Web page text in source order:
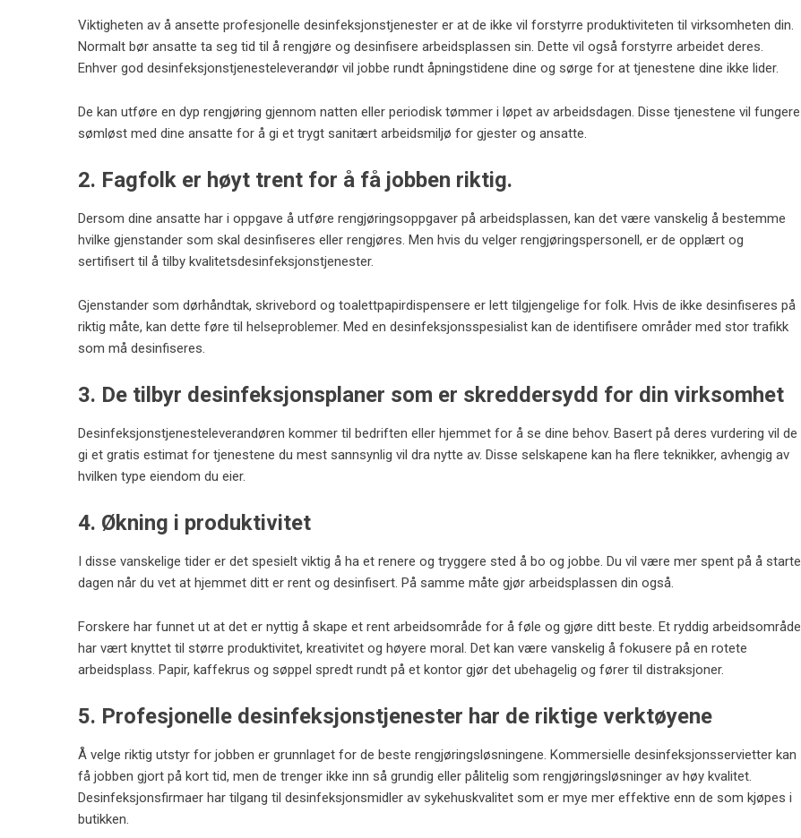
Viktigheten av å ansette profesjonelle desinfeksjonstjenester er at de ikke vil forstyrre produktiviteten til virksomheten din.
Normalt bør ansatte ta seg tid til å rengjøre og desinfisere arbeidsplassen sin. Dette vil også forstyrre arbeidet deres.
Enhver god desinfeksjonstjenesteleverandør vil jobbe rundt åpningstidene dine og sørge for at tjenestene dine ikke lider.
De kan utføre en dyp rengjøring gjennom natten eller periodisk tømmer i løpet av arbeidsdagen. Disse tjenestene vil fungere
sømløst med dine ansatte for å gi et trygt sanitært arbeidsmiljø for gjester og ansatte.
2. Fagfolk er høyt trent for å få jobben riktig.
Dersom dine ansatte har i oppgave å utføre rengjøringsoppgaver på arbeidsplassen, kan det være vanskelig å bestemme
hvilke gjenstander som skal desinfiseres eller rengjøres. Men hvis du velger rengjøringspersonell, er de opplært og
sertifisert til å tilby kvalitetsdesinfeksjonstjenester.
Gjenstander som dørhåndtak, skrivebord og toalettpapirdispensere er lett tilgjengelige for folk. Hvis de ikke desinfiseres på
riktig måte, kan dette føre til helseproblemer. Med en desinfeksjonsspesialist kan de identifisere områder med stor trafikk
som må desinfiseres.
3. De tilbyr desinfeksjonsplaner som er skreddersydd for din virksomhet
Desinfeksjonstjenesteleverandøren kommer til bedriften eller hjemmet for å se dine behov. Basert på deres vurdering vil de
gi et gratis estimat for tjenestene du mest sannsynlig vil dra nytte av. Disse selskapene kan ha flere teknikker, avhengig av
hvilken type eiendom du eier.
4. Økning i produktivitet
I disse vanskelige tider er det spesielt viktig å ha et renere og tryggere sted å bo og jobbe. Du vil være mer spent på å starte
dagen når du vet at hjemmet ditt er rent og desinfisert. På samme måte gjør arbeidsplassen din også.
Forskere har funnet ut at det er nyttig å skape et rent arbeidsområde for å føle og gjøre ditt beste. Et ryddig arbeidsområde
har vært knyttet til større produktivitet, kreativitet og høyere moral. Det kan være vanskelig å fokusere på en rotete
arbeidsplass. Papir, kaffekrus og søppel spredt rundt på et kontor gjør det ubehagelig og fører til distraksjoner.
5. Profesjonelle desinfeksjonstjenester har de riktige verktøyene
Å velge riktig utstyr for jobben er grunnlaget for de beste rengjøringsløsningene. Kommersielle desinfeksjonsservietter kan
få jobben gjort på kort tid, men de trenger ikke inn så grundig eller pålitelig som rengjøringsløsninger av høy kvalitet.
Desinfeksjonsfirmaer har tilgang til desinfeksjonsmidler av sykehuskvalitet som er mye mer effektive enn de som kjøpes i
butikken.